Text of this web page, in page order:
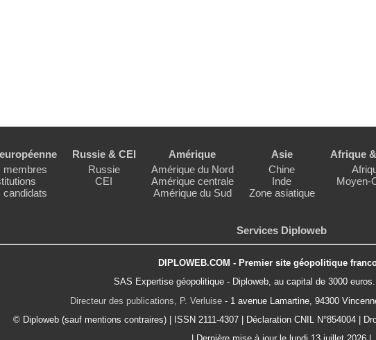
membres
candidats
Russie & CEI
Russie
CEI
Amérique
Amérique du Nord
Amérique centrale
Amérique du Sud
Asie
Chine
Inde
Zone asiatique
Afrique
Moyen-
Services Diploweb
DIPLOWEB.COM - Premier site géopolitique
SAS Expertise géopolitique - Diploweb, au capital de 3000 euros.
Directeur des publications, P. Verluise - 1 avenue Lamartine, 94300
© Diploweb (sauf mentions contraires) | ISSN 2111-4307 | Déclaration CNIL N°854004 |